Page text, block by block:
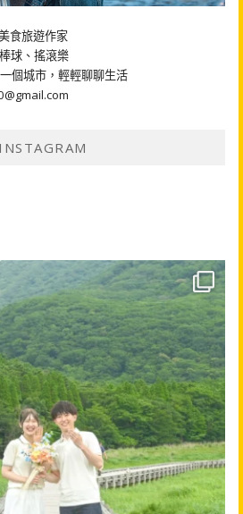
食旅遊作家
球、搖滾樂
個城市，輕輕聊聊生活
INSTAGRAM